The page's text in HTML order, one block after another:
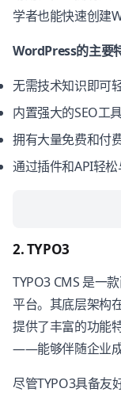
学者也能快速创建
WordPress的主要
无需技术知识即可
内置强大的SEO工
拥有大量免费和付
通过插件和API轻松
2. TYPO3
TYPO3 CMS 是一
平台。其底层架构
提供了丰富的功能
——能够伴随企业成
尽管TYPO3具备友